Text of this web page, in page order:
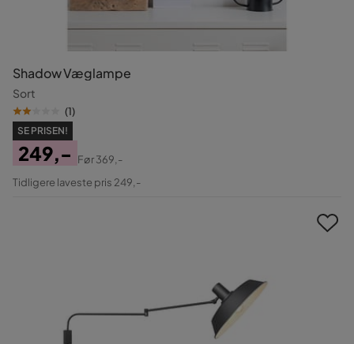
Shadow Væglampe
Sort
(1)
SE PRISEN!
Pris
249,-
Original
Før369,-
Tidligere laveste pris 249,-